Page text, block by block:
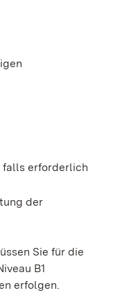
falls erforderlich
der
Sie für die
B1
erfolgen.